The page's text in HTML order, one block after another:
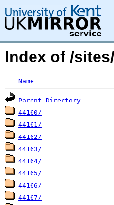
Index of /
Name
Parent Directory
44160/
44161/
44162/
44163/
44164/
44165/
44166/
44167/